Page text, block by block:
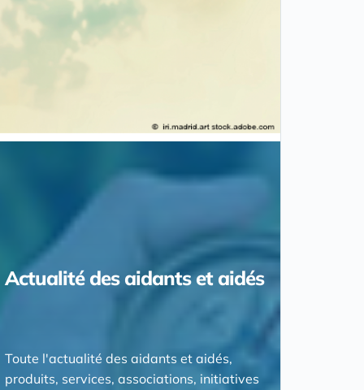
Actualité des aidants et aidés
Toute l'actualité des aidants et aidés,
produits, services, associations, initiatives